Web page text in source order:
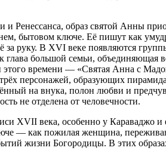
и Ренессанса, образ святой Анны
бытовом ключе. Её пишут как
руку. В XVI веке появляются
глава большой семьи,
этого времени — «Святая Анна с
персонажей, образующих
на внука, полон любви и
не отделена от человечности.
XVII века, особенно у Караваджо и
— как пожилая женщина,
жизни Богородицы. В этих